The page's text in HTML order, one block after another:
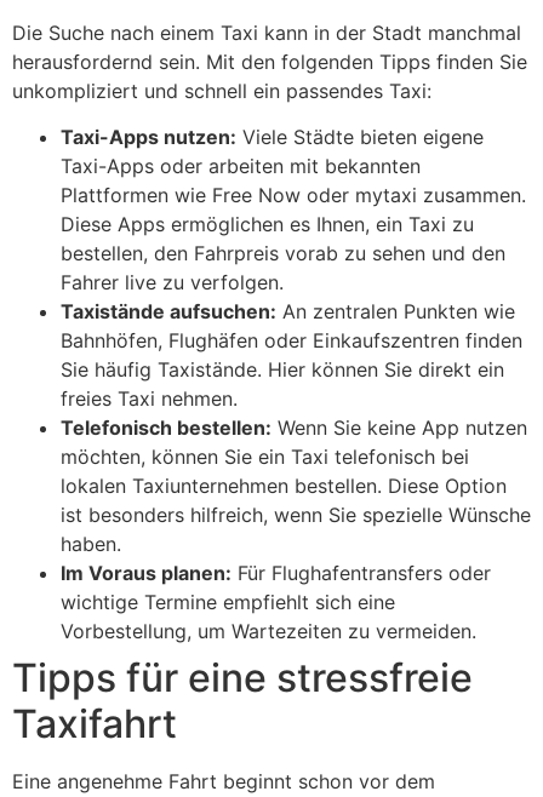
Die Suche nach einem Taxi kann in der Stadt manchmal
herausfordernd sein. Mit den folgenden Tipps finden Sie
unkompliziert und schnell ein passendes Taxi:
Taxi-Apps nutzen: Viele Städte bieten eigene
Taxi-Apps oder arbeiten mit bekannten
Plattformen wie Free Now oder mytaxi zusammen.
Diese Apps ermöglichen es Ihnen, ein Taxi zu
bestellen, den Fahrpreis vorab zu sehen und den
Fahrer live zu verfolgen.
Taxistände aufsuchen: An zentralen Punkten wie
Bahnhöfen, Flughäfen oder Einkaufszentren finden
Sie häufig Taxistände. Hier können Sie direkt ein
freies Taxi nehmen.
Telefonisch bestellen: Wenn Sie keine App nutzen
möchten, können Sie ein Taxi telefonisch bei
lokalen Taxiunternehmen bestellen. Diese Option
ist besonders hilfreich, wenn Sie spezielle Wünsche
haben.
Im Voraus planen: Für Flughafentransfers oder
wichtige Termine empfiehlt sich eine
Vorbestellung, um Wartezeiten zu vermeiden.
Tipps für eine stressfreie
Taxifahrt
Eine angenehme Fahrt beginnt schon vor dem